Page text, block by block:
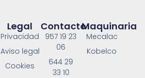
Contacto
957 19 23
06
644 29
33 10
Legal
Privacidad
Aviso legal
Cookies
Maquinaria
Mecalac
Kobelco